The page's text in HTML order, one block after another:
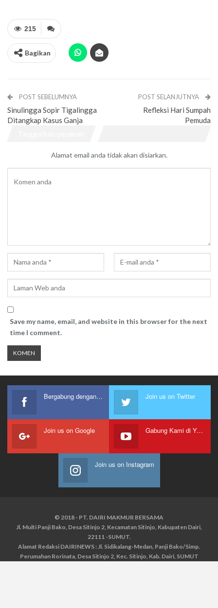
215
Bagikan
POST SEBELUMNYA
Sinulingga Sopir Tigalingga
Ditangkap Kasus Ganja
POST SELANJUTNYA
Refleksi Hari Sumpah
Pemuda
Alamat email anda tidak akan disiarkan.
Save my name, email, and website in this browser for the next
time I comment.
Bergabung dengan kami Join us on Twitter
Join us on Google Gabung Kami di Youtube
Join us on Instagram
© 2018 - PT. DAIRI MAKMUR BERSAMA
Jl. Multi Panji Bako, Desa Sitinjo 2, Kecamatan Sitinjo, Kabupaten Dairi,
22111 -SUMUT.
Alamat Redaksi DAIRINEWS : Jl. Sidikalang-Medan, Panji Bako/Simp.
Perumahan Rorinata, Desa Sitinjo 2, Kec. Sitinjo, Kab. Dairi, SUMUT